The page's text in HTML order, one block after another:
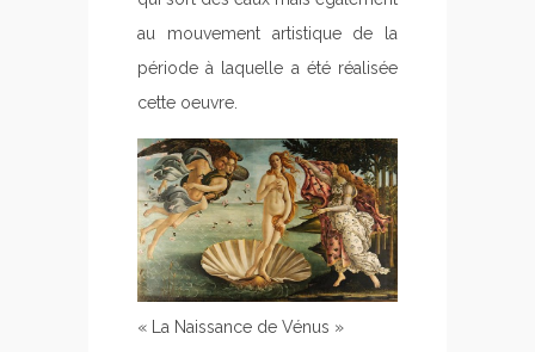
au mouvement artistique de la
période à laquelle a été réalisée
cette oeuvre.
« La Naissance de Vénus »